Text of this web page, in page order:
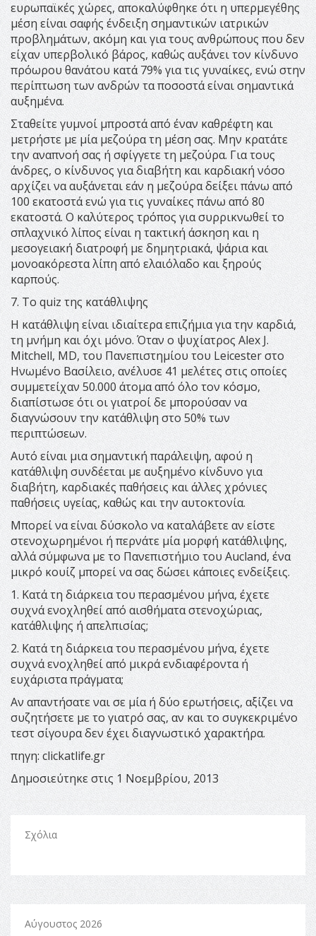
ευρωπαϊκές χώρες, αποκαλύφθηκε ότι η υπερμεγέθης
μέση είναι σαφής ένδειξη σημαντικών ιατρικών
προβλημάτων, ακόμη και για τους ανθρώπους που δεν
είχαν υπερβολικό βάρος, καθώς αυξάνει τον κίνδυνο
πρόωρου θανάτου κατά 79% για τις γυναίκες, ενώ στην
περίπτωση των ανδρών τα ποσοστά είναι σημαντικά
αυξημένα.
Σταθείτε γυμνοί μπροστά από έναν καθρέφτη και
μετρήστε με μία μεζούρα τη μέση σας. Μην κρατάτε
την αναπνοή σας ή σφίγγετε τη μεζούρα. Για τους
άνδρες, ο κίνδυνος για διαβήτη και καρδιακή νόσο
αρχίζει να αυξάνεται εάν η μεζούρα δείξει πάνω από
100 εκατοστά ενώ για τις γυναίκες πάνω από 80
εκατοστά. Ο καλύτερος τρόπος για συρρικνωθεί το
σπλαχνικό λίπος είναι η τακτική άσκηση και η
μεσογειακή διατροφή με δημητριακά, ψάρια και
μονοακόρεστα λίπη από ελαιόλαδο και ξηρούς
καρπούς.
7. Το quiz της κατάθλιψης
Η κατάθλιψη είναι ιδιαίτερα επιζήμια για την καρδιά,
τη μνήμη και όχι μόνο. Όταν ο ψυχίατρος Alex J.
Mitchell, MD, του Πανεπιστημίου του Leicester στο
Ηνωμένο Βασίλειο, ανέλυσε 41 μελέτες στις οποίες
συμμετείχαν 50.000 άτομα από όλο τον κόσμο,
διαπίστωσε ότι οι γιατροί δε μπορούσαν να
διαγνώσουν την κατάθλιψη στο 50% των
περιπτώσεων.
Αυτό είναι μια σημαντική παράλειψη, αφού η
κατάθλιψη συνδέεται με αυξημένο κίνδυνο για
διαβήτη, καρδιακές παθήσεις και άλλες χρόνιες
παθήσεις υγείας, καθώς και την αυτοκτονία.
Μπορεί να είναι δύσκολο να καταλάβετε αν είστε
στενοχωρημένοι ή περνάτε μία μορφή κατάθλιψης,
αλλά σύμφωνα με το Πανεπιστήμιο του Aucland, ένα
μικρό κουίζ μπορεί να σας δώσει κάποιες ενδείξεις.
1. Κατά τη διάρκεια του περασμένου μήνα, έχετε
συχνά ενοχληθεί από αισθήματα στενοχώριας,
κατάθλιψης ή απελπισίας;
2. Κατά τη διάρκεια του περασμένου μήνα, έχετε
συχνά ενοχληθεί από μικρά ενδιαφέροντα ή
ευχάριστα πράγματα;
Αν απαντήσατε ναι σε μία ή δύο ερωτήσεις, αξίζει να
συζητήσετε με το γιατρό σας, αν και το συγκεκριμένο
τεστ σίγουρα δεν έχει διαγνωστικό χαρακτήρα.
πηγη: clickatlife.gr
Δημοσιεύτηκε στις 1 Νοεμβρίου, 2013
Σχόλια
Αύγουστος 2026